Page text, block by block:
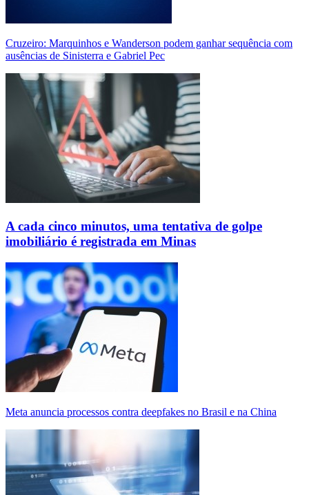
Cruzeiro: Marquinhos e Wanderson podem ganhar sequência com
ausências de Sinisterra e Gabriel Pec
A cada cinco minutos, uma tentativa de golpe
imobiliário é registrada em Minas
Meta anuncia processos contra deepfakes no Brasil e na China